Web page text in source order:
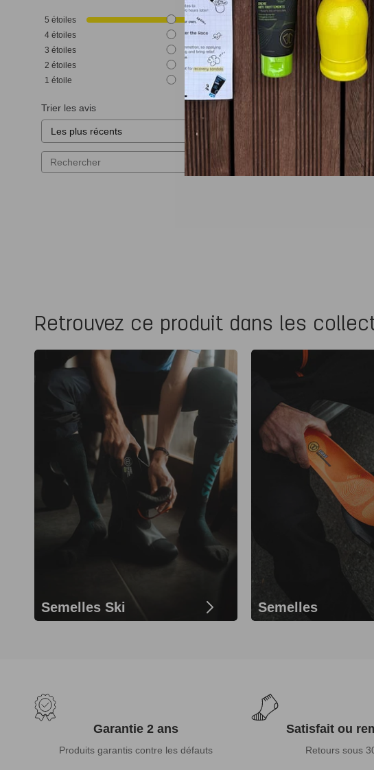
5 étoiles
4 étoiles
3 étoiles
2 étoiles
1 étoile
Trier les avis
Retrouvez ce produit dans les
Semelles Ski Semelles
Garantie 2 ans
Produits garantis contre les défauts
Satisfait ou
Retours sous